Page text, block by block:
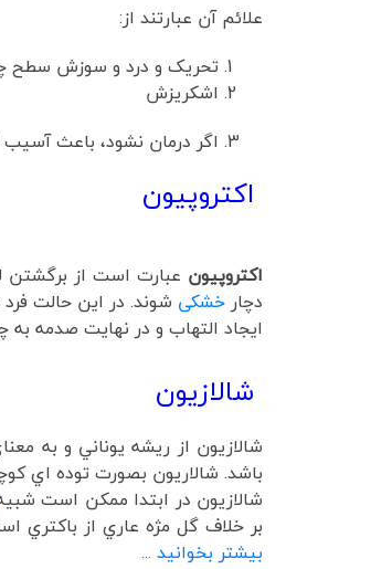
علائم آن عبارتند از:
تحريک و درد و سوزش سطح
اشکريزش
اگر درمان نشود، باعث
اکتروپیون
اکتروپیون عبارت است از برگشتن
دچار خشکی شوند. در این حالت
ایجاد التهاب و در نهایت صدمه
شالازیون
شالازیون از ريشه يوناني و به
باشد. شالاريون بصورت توده اي
شالازيون در ابتدا ممکن است
بر خلاف گل مژه عاري از باکتري
بیشتر بخوانید ...